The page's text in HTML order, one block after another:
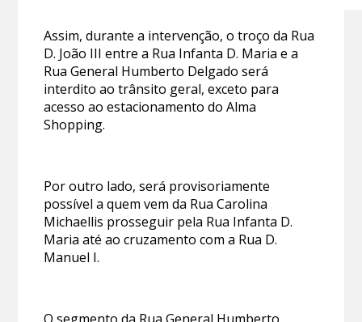
Assim, durante a intervenção, o troço da Rua
D. João III entre a Rua Infanta D. Maria e a
Rua General Humberto Delgado será
interdito ao trânsito geral, exceto para
acesso ao estacionamento do Alma
Shopping.
Por outro lado, será provisoriamente
possível a quem vem da Rua Carolina
Michaellis prosseguir pela Rua Infanta D.
Maria até ao cruzamento com a Rua D.
Manuel I.